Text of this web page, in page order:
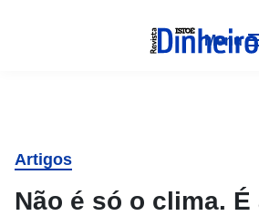
Menu
Artigos
Não é só o clima. É